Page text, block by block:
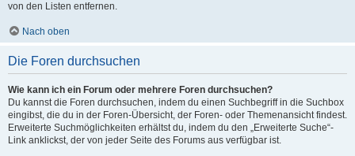
von den Listen entfernen.
Nach oben
Die Foren durchsuchen
Wie kann ich ein Forum oder mehrere Foren durchsuchen?
Du kannst die Foren durchsuchen, indem du einen Suchbegriff in die Suchbox
eingibst, die du in der Foren-Übersicht, der Foren- oder Themenansicht findest.
Erweiterte Suchmöglichkeiten erhältst du, indem du den „Erweiterte Suche“-
Link anklickst, der von jeder Seite des Forums aus verfügbar ist.